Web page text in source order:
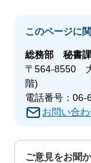
このページに
総務部秘書課
〒564-8550
階)
電話番号：
お問い合
ご意見をお聞